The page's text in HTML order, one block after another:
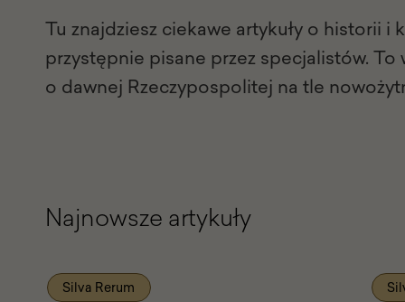
Tu znajdziesz ciekawe artykuły o historii i
przystępnie pisane przez specjalistów. To
o dawnej Rzeczypospolitej na tle
Najnowsze artykuły
Silva Rerum